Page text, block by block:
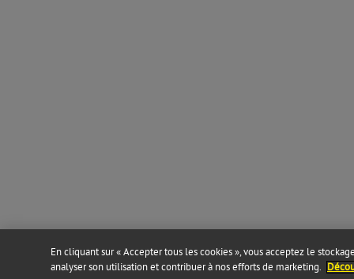
En cliquant sur « Accepter tous les cookies », vous acceptez le
analyser son utilisation et contribuer à nos efforts de marketing.